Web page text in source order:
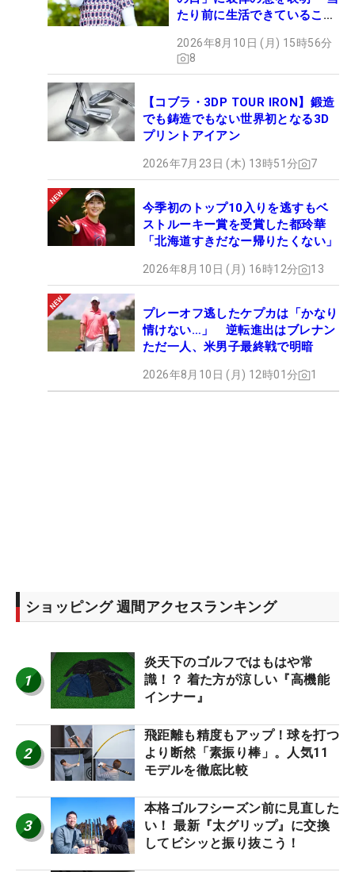
たり前に生活できていること
2026年8月10日 (月) 15時56分
8
【コブラ・3DP TOUR IRON】鍛造
でも鋳造でもない世界初となる3D
プリントアイアン
2026年7月23日 (木) 13時51分 7
今季初のトップ10入りを逃すもベ
ストルーキー賞を受賞した都玲華
「北海道すきだなー帰りたくない」
2026年8月10日 (月) 16時12分 13
プレーオフ逃したケプカは「かなり
情けない…」 逆転進出はブレナン
ただ一人、米男子最終戦で明暗
2026年8月10日 (月) 12時01分 1
ショッピング 週間アクセスランキング
1
炎天下のゴルフではもはや常
識！？ 着た方が涼しい『高機能
インナー』
2
飛距離も精度もアップ！球を打つ
より断然「素振り棒」。人気11
モデルを徹底比較
3
本格ゴルフシーズン前に見直した
い！ 最新『太グリップ』に交換
してビシッと振り抜こう！